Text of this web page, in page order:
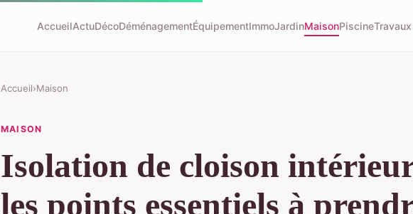
AccueilActuDécoDéménagementÉquipementImmoJardinMaisonPiscineTravaux
Accueil›Maison
MAISON
Isolation de cloison
les points essentiels à